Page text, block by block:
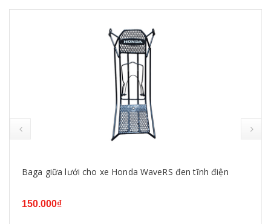
Baga giữa lưới cho xe Honda WaveRS đen tĩnh điện
150.000₫